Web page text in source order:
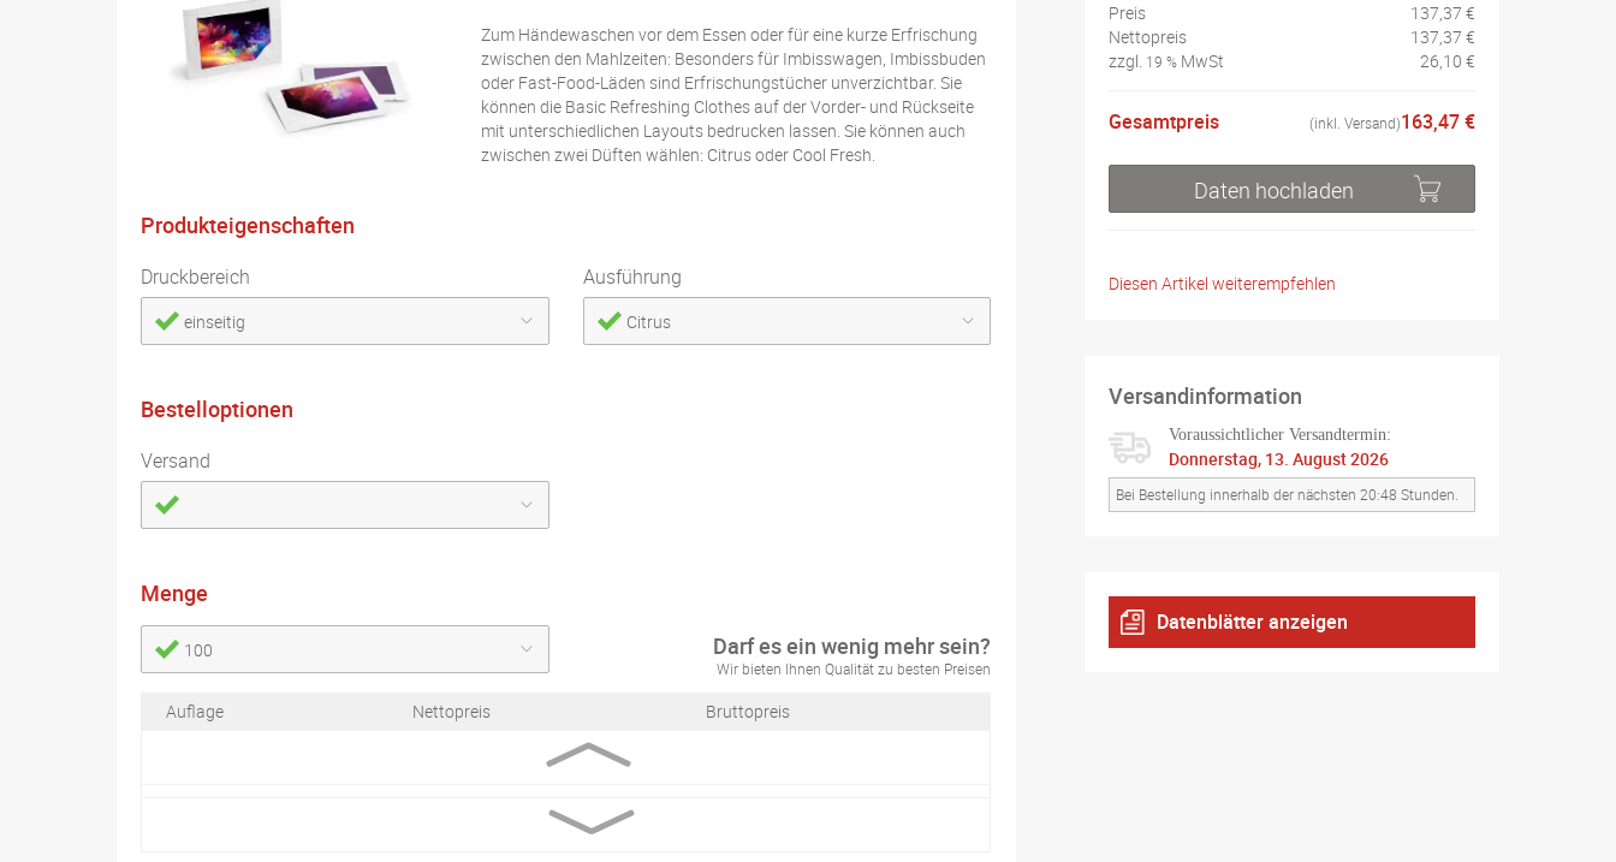
Zum Händewaschen vor dem Essen oder für eine kurze Erfrischung
zwischen den Mahlzeiten: Besonders für Imbisswagen, Imbissbuden
oder Fast-Food-Läden sind Erfrischungstücher unverzichtbar. Sie
können die Basic Refreshing Clothes auf der Vorder- und Rückseite
mit unterschiedlichen Layouts bedrucken lassen. Sie können auch
zwischen zwei Düften wählen: Citrus oder Cool Fresh.
Produkteigenschaften
Druckbereich
einseitig
Ausführung
Citrus
Bestelloptionen
Versand
Menge
100 Darf es ein wenig mehr sein?
Wir bieten Ihnen Qualität zu besten Preisen
Auflage Nettopreis Bruttopreis
Preis
137,37 €
Nettopreis
137,37 €
zzgl. 19 % MwSt 26,10 €
Gesamtpreis 163,47 €
(inkl. Versand)
Daten hochladen
Diesen Artikel weiterempfehlen
Versandinformation
Voraussichtlicher Versandtermin:
Donnerstag, 13. August 2026
Bei Bestellung innerhalb der nächsten 20:48 Stunden.
Datenblätter anzeigen